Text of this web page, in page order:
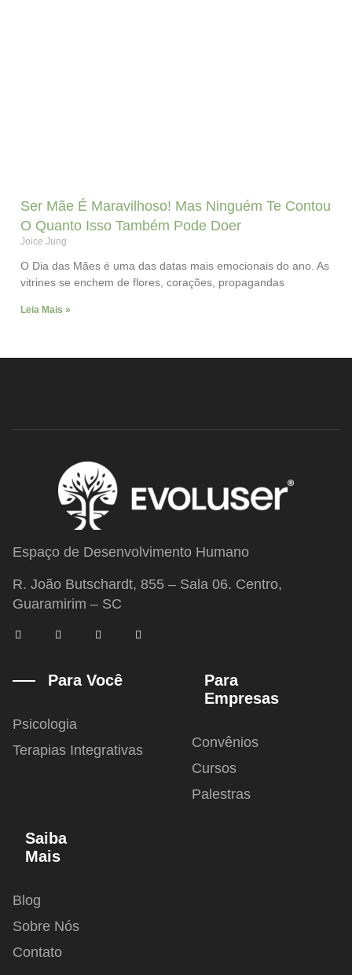
Ser Mãe É Maravilhoso! Mas Ninguém Te Contou
O Quanto Isso Também Pode Doer
Joice Jung
O Dia das Mães é uma das datas mais emocionais do ano. As
vitrines se enchem de flores, corações, propagandas
Leia Mais »
Espaço de Desenvolvimento Humano
R. João Butschardt, 855 – Sala 06. Centro,
Guaramirim – SC
F
a
-
T
w
t
e
I
n
a
g
Y
o
Para Você
Psicologia
Terapias Integrativas
Para
Empresas
Convênios
Cursos
Palestras
Saiba
Mais
Blog
Sobre Nós
Contato